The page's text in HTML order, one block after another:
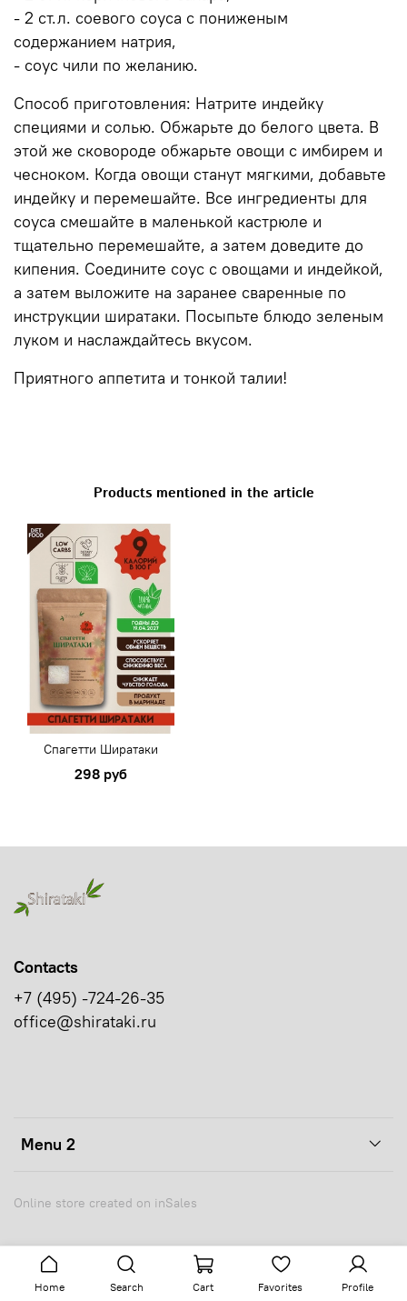
- 2 ст.л. соевого соуса с пониженым
содержанием натрия,
- соус чили по желанию.
Способ приготовления: Натрите индейку
специями и солью. Обжарьте до белого цвета. В
этой же сковороде обжарьте овощи с имбирем и
чесноком. Когда овощи станут мягкими, добавьте
индейку и перемешайте. Все ингредиенты для
соуса смешайте в маленькой кастрюле и
тщательно перемешайте, а затем доведите до
кипения. Соедините соус с овощами и индейкой,
а затем выложите на заранее сваренные по
инструкции ширатаки. Посыпьте блюдо зеленым
луком и наслаждайтесь вкусом.
Приятного аппетита и тонкой талии!
Products mentioned in the article
Спагетти Ширатаки
298 руб
Menu 2
Contacts
+7 (495) -724-26-35
office@shirataki.ru
Online store created on inSales
Home Search Cart Favorites Profile